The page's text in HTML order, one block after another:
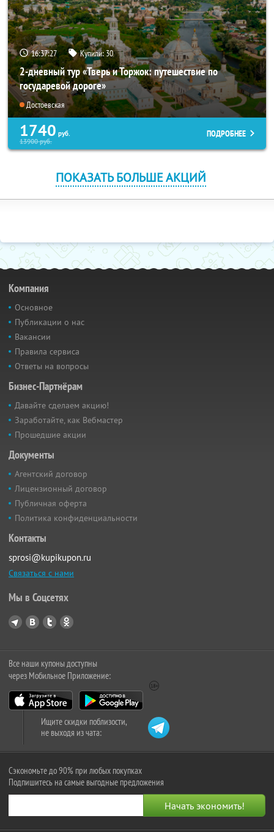
16:37:26 Купили:30
2-дневный тур «Тверь и Торжок: путешествие по
государевой дороге»
Достоевская
1740 руб.
13900руб.
ПОДРОБНЕЕ
ПОКАЗАТЬ БОЛЬШЕ АКЦИЙ
Компания
Основное
Публикации о нас
Вакансии
Правила сервиса
Ответы на вопросы
Бизнес-Партнёрам
Давайте сделаем акцию!
Заработайте, как Вебмастер
Прошедшие акции
Документы
Агентский договор
Лицензионный договор
Публичная оферта
Политика конфиденциальности
Контакты
sprosi@kupikupon.ru
Связаться с нами
Мы в Соцсетях
Все наши купоны доступны
через Мобильное Приложение:
Ищите скидки поблизости,
не выходя из чата:
Сэкономьте до 90% при любых покупках
Подпишитесь на самые выгодные предложения